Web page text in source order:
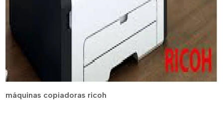
máquinas copiadoras ricoh